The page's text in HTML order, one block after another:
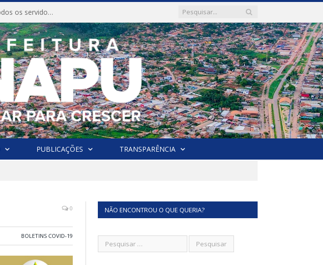
CONVITE A Prefeitura Municipal de Anapu convida todos os servidores públicos municipais para participarem da Audiência Pública de discussão da Lei de Diretrizes Orçamentárias (LDO), importante instrumento de planejamento das ações e investimentos da Administração Pública para o próximo exercício financeiro.
PUBLICAÇÕES TRANSPARÊNCIA
0
BOLETINS COVID-19
NÃO ENCONTROU O QUE QUERIA?